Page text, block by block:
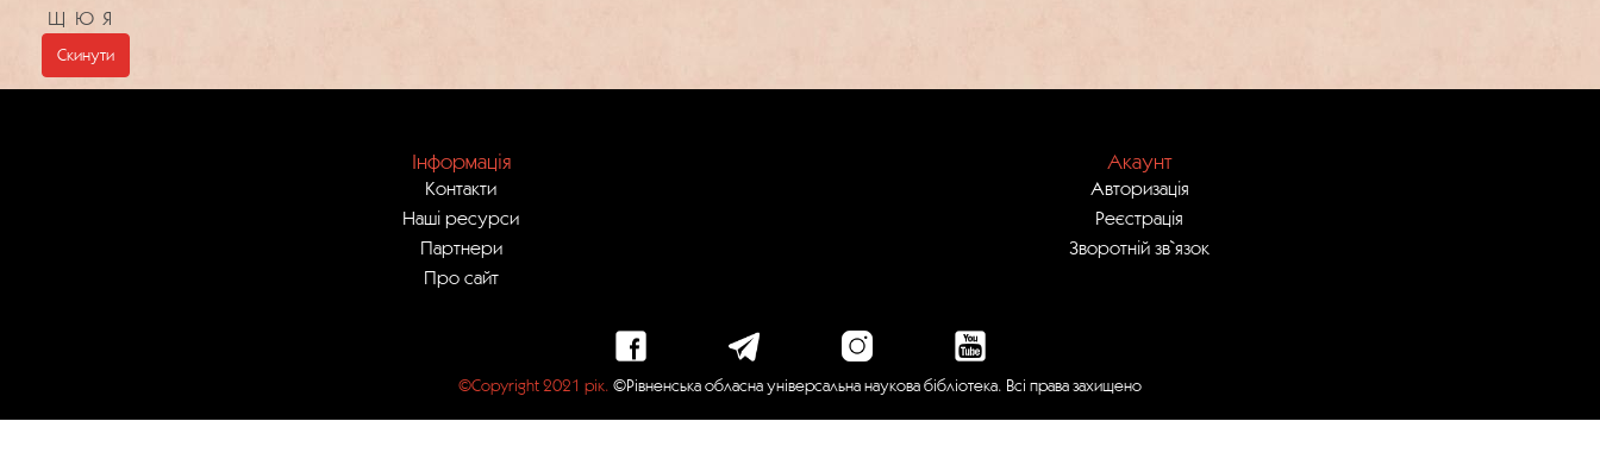
Щ Ю Я
Скинути
Інформація
Контакти
Наші ресурси
Партнери
Про сайт
Акаунт
Авторизація
Реєстрація
Зворотній зв`язок
©Copyright 2021 рік. ©Рівненська обласна універсальна наукова бібліотека. Всі права захищено